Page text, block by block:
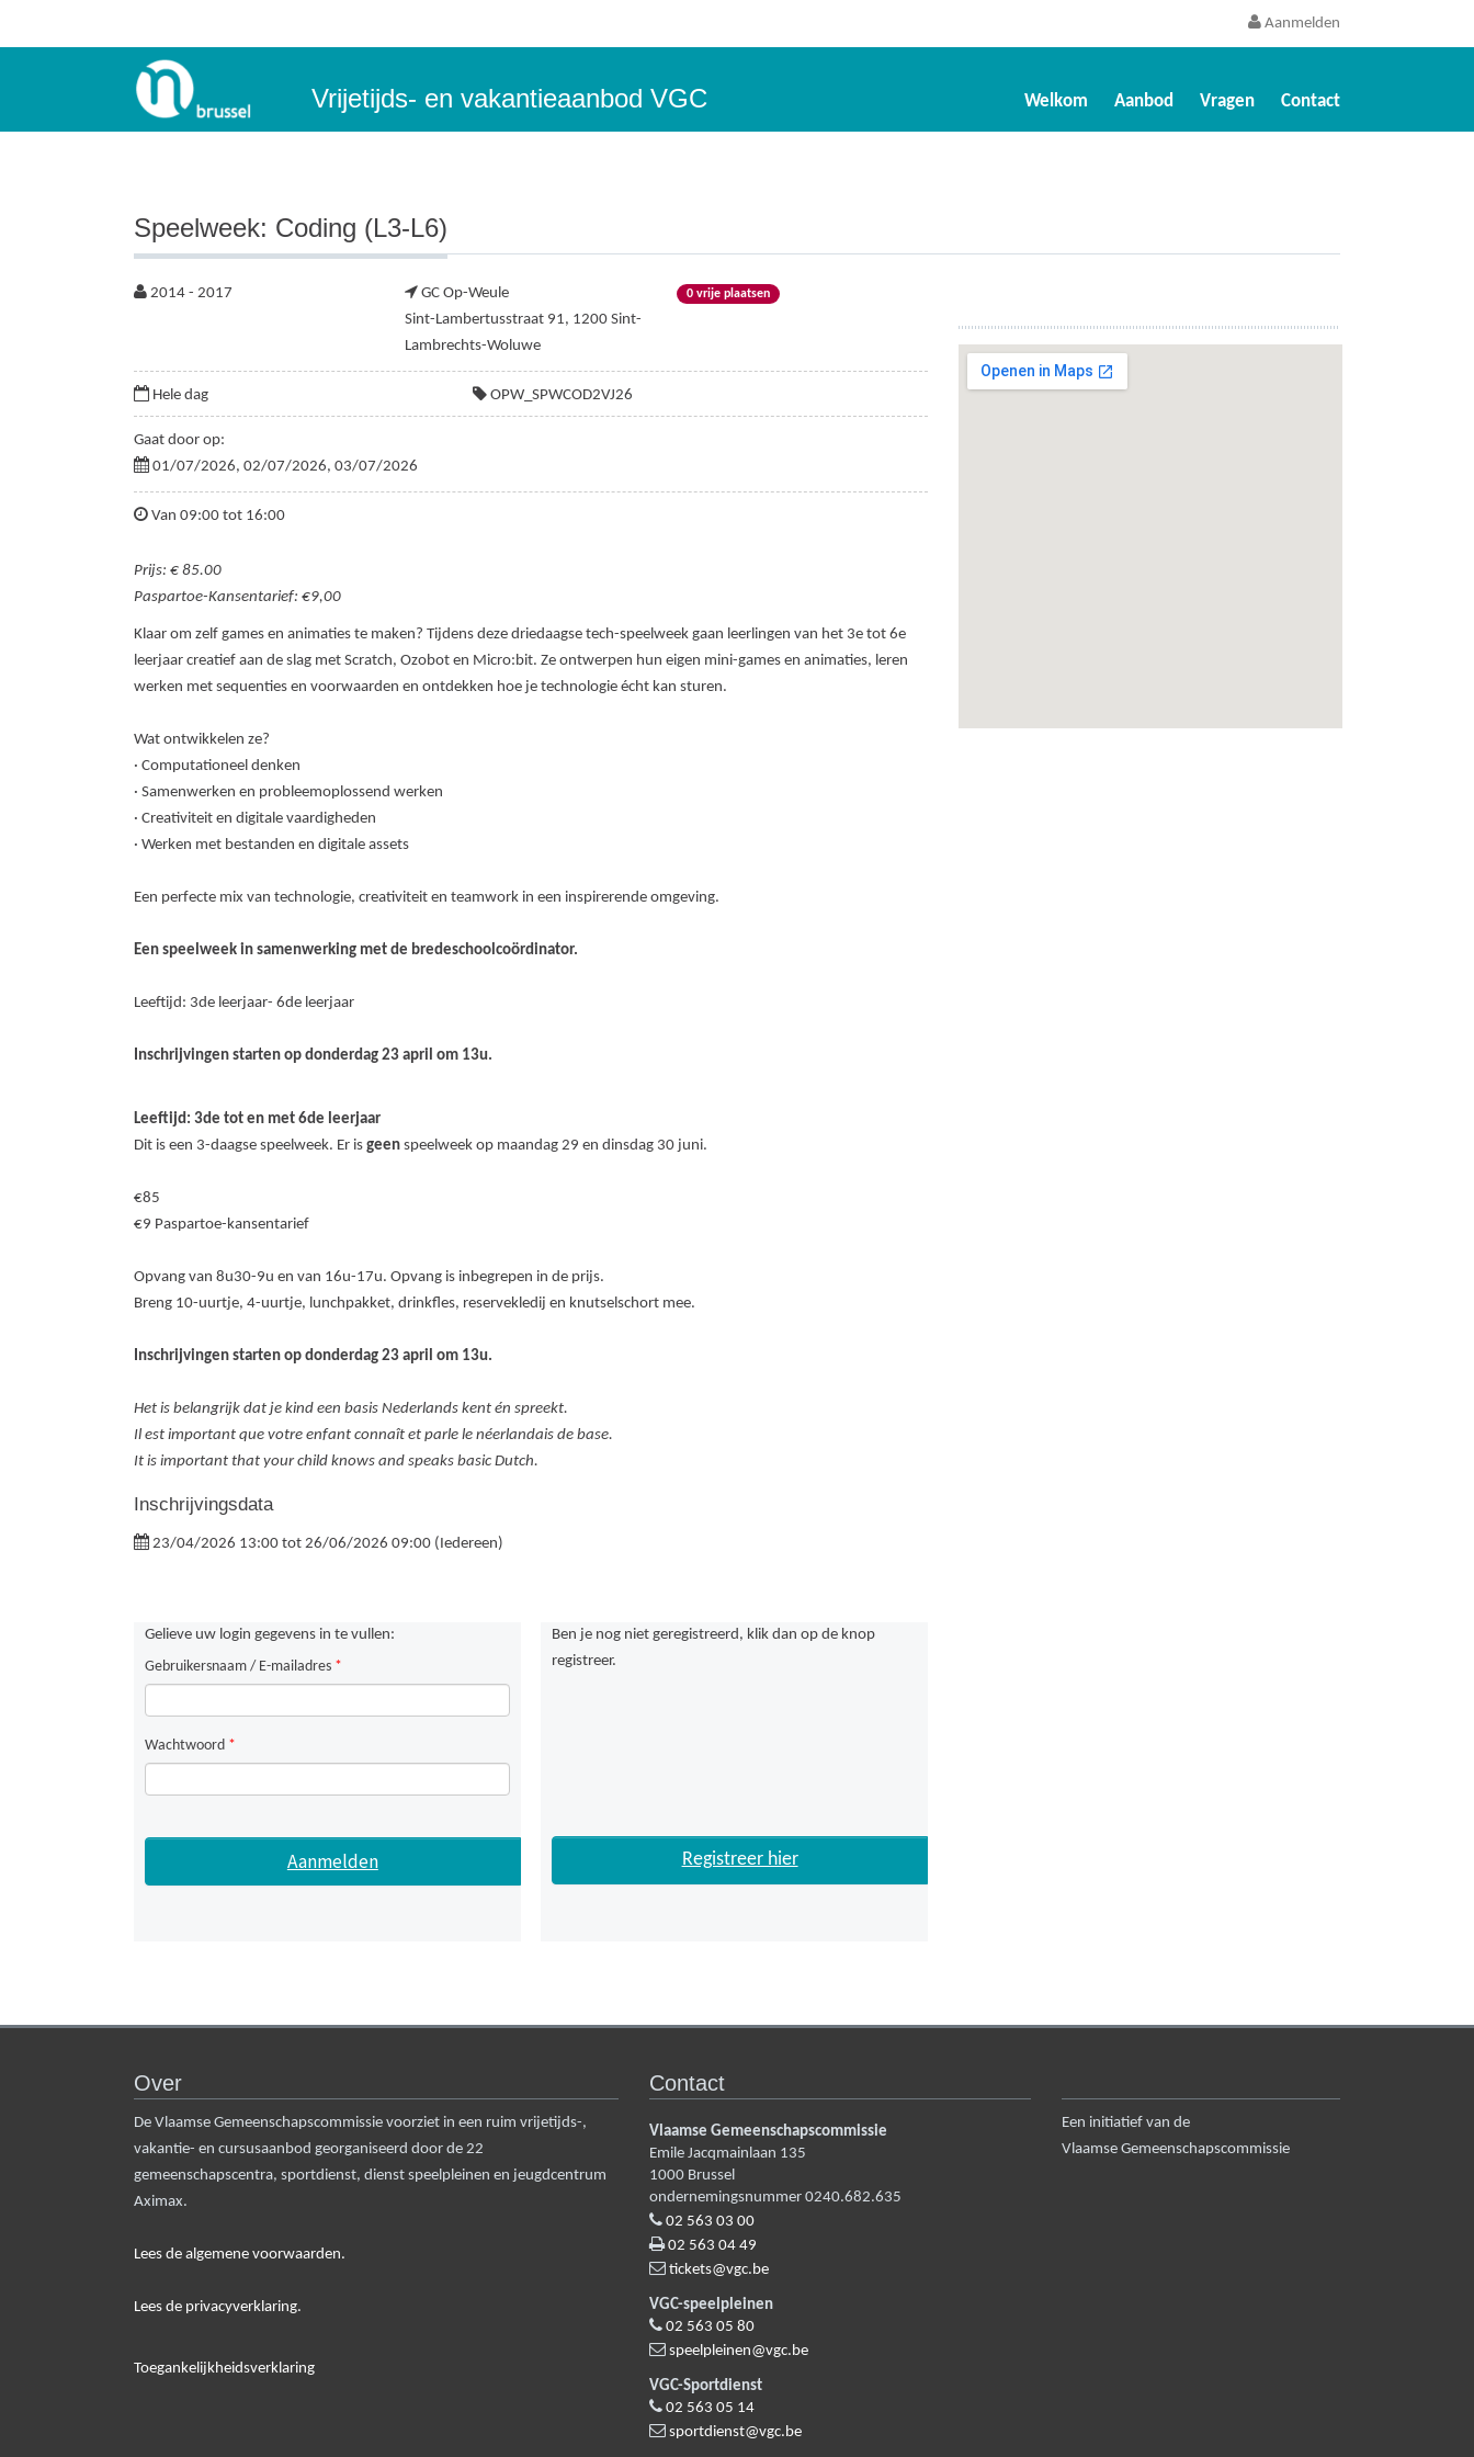
Aanmelden
Welkom Aanbod Vragen Contact
Vrijetijds- en vakantieaanbod VGC
Speelweek: Coding (L3-L6)
2014 - 2017
GC Op-Weule
Sint-Lambertusstraat 91, 1200 Sint-
Lambrechts-Woluwe
0 vrije plaatsen
Hele dag OPW_SPWCOD2VJ26
Gaat door op:
01/07/2026, 02/07/2026, 03/07/2026
Van 09:00 tot 16:00
Prijs: € 85.00
Paspartoe-Kansentarief: €9,00
Klaar om zelf games en animaties te maken? Tijdens deze driedaagse tech-speelweek gaan leerlingen van het 3e tot 6e
leerjaar creatief aan de slag met Scratch, Ozobot en Micro:bit. Ze ontwerpen hun eigen mini-games en animaties, leren
werken met sequenties en voorwaarden en ontdekken hoe je technologie écht kan sturen.
Wat ontwikkelen ze?
· Computationeel denken
· Samenwerken en probleemoplossend werken
· Creativiteit en digitale vaardigheden
· Werken met bestanden en digitale assets
Een perfecte mix van technologie, creativiteit en teamwork in een inspirerende omgeving.
Een speelweek in samenwerking met de bredeschoolcoördinator.
Leeftijd: 3de leerjaar- 6de leerjaar
Inschrijvingen starten op donderdag 23 april om 13u.
Leeftijd: 3de tot en met 6de leerjaar
Dit is een 3-daagse speelweek. Er is geen speelweek op maandag 29 en dinsdag 30 juni.
€85
€9 Paspartoe-kansentarief
Opvang van 8u30-9u en van 16u-17u. Opvang is inbegrepen in de prijs.
Breng 10-uurtje, 4-uurtje, lunchpakket, drinkfles, reservekledij en knutselschort mee.
Inschrijvingen starten op donderdag 23 april om 13u.
Het is belangrijk dat je kind een basis Nederlands kent én spreekt.
Il est important que votre enfant connaît et parle le néerlandais de base.
It is important that your child knows and speaks basic Dutch.
Inschrijvingsdata
23/04/2026 13:00 tot 26/06/2026 09:00 (Iedereen)
Gelieve uw login gegevens in te vullen:
Gebruikersnaam / E-mailadres *
Wachtwoord *
Ben je nog niet geregistreerd, klik dan op de knop
registreer.
Registreer hier
Over
De Vlaamse Gemeenschapscommissie voorziet in een ruim vrijetijds-,
vakantie- en cursusaanbod georganiseerd door de 22
gemeenschapscentra, sportdienst, dienst speelpleinen en jeugdcentrum
Aximax.
Lees de algemene voorwaarden.
Lees de privacyverklaring.
Toegankelijkheidsverklaring
Contact
Vlaamse Gemeenschapscommissie
Emile Jacqmainlaan 135
1000 Brussel
ondernemingsnummer 0240.682.635
02 563 03 00
02 563 04 49
tickets@vgc.be
VGC-speelpleinen
02 563 05 80
speelpleinen@vgc.be
VGC-Sportdienst
02 563 05 14
sportdienst@vgc.be
Een initiatief van de
Vlaamse Gemeenschapscommissie